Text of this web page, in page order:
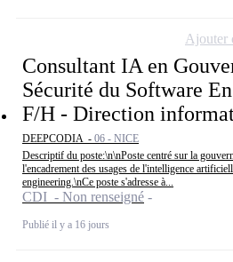
Consultant IA en
Sécurité du Software
F/H - Direction
DEEPCODIA - 06 - NICE
Descriptif du poste:\n\nPoste centré sur la
l'encadrement des usages de l'intelligence
engineering.\nCe poste s'adresse à...
CDI - Non renseigné
Publié il y a 16 jours
Ajouter